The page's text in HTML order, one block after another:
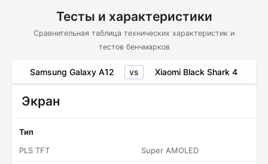
Тесты и характеристики
Сравнительная таблица технических характеристик и
тестов бенчмарков
Samsung Galaxy A12 vs Xiaomi Black Shark 4
Экран
Тип
PLS TFT
Super AMOLED